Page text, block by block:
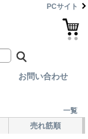
PCサイト
お問い合わせ
一覧
売れ筋順